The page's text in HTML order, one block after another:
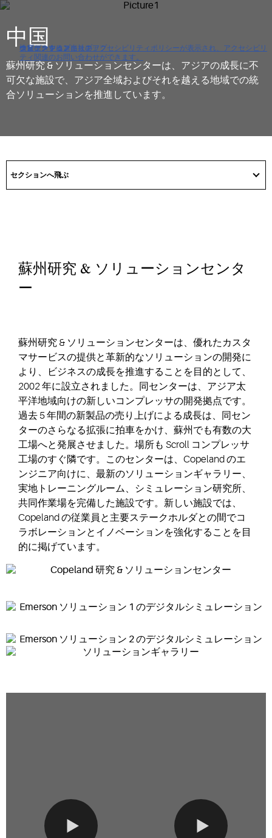
クリックすると当社のアクセシビリティポリシーが表示され、アクセシビリ
ティ関連のお問い合わせができます。
ナビゲーションにスキップ
コンテンツにスキップ
検索にスキップ
中国
蘇州研究 & ソリューションセンターは、アジアの成長に不
可欠な施設で、アジア全域およびそれを越える地域での統
合ソリューションを推進しています。
toセクションへ飛ぶ
蘇州研究 & ソリューションセンタ
ー
蘇州研究 & ソリューションセンターは、優れたカスタ
マサービスの提供と革新的なソリューションの開発に
より、ビジネスの成長を推進することを目的として、
2002 年に設立されました。同センターは、アジア太
平洋地域向けの新しいコンプレッサの開発拠点です。
過去 5 年間の新製品の売り上げによる成長は、同セン
ターのさらなる拡張に拍車をかけ、蘇州でも有数の大
工場へと発展させました。場所も Scroll コンプレッサ
工場のすぐ隣です。このセンターは、Copeland のエ
ンジニア向けに、最新のソリューションギャラリー、
実地トレーニングルーム、シミュレーション研究所、
共同作業場を完備した施設です。新しい施設では、
Copeland の従業員と主要ステークホルダとの間でコ
ラボレーションとイノベーションを強化することを目
的に掲げています。